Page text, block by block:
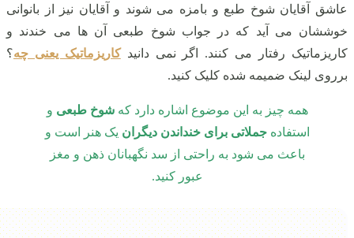
عاشق آقایان شوخ طبع و بامزه می‌ شوند و آقایان نیز از بانوانی
خوششان می‌ آید که در جواب شوخ طبعی آن‌ ها می‌ خندند و
کاریزماتیک رفتار می کنند. اگر نمی دانیدکاریزماتیک یعنی چه؟
برروی لینک ضمیمه شده کلیک کنید.
همه‌ چیز به این موضوع اشاره دارد کهشوخ طبعی و
استفادهجملاتی برای خنداندن دیگران یک هنر است و
باعث می‌ شود به‌ راحتی از سد نگهبانان ذهن و مغز
عبور کنید.